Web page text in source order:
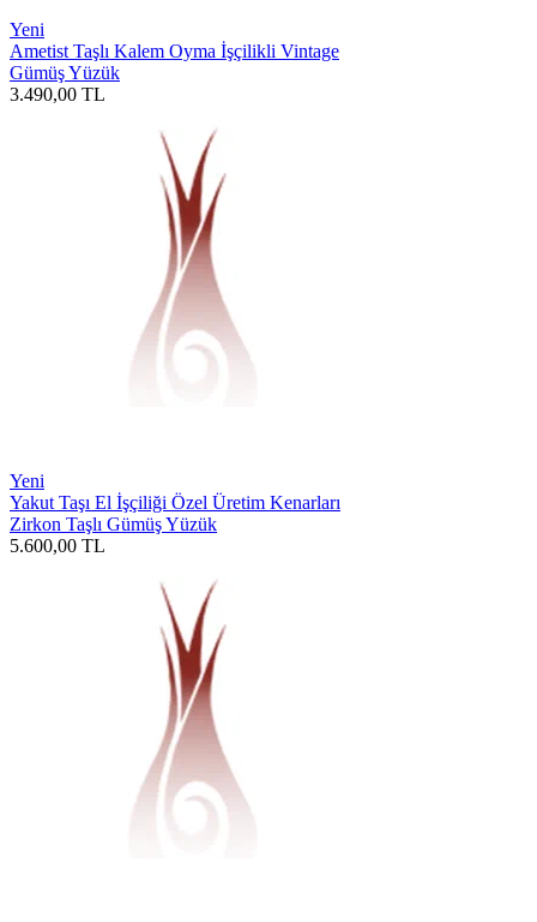
Yeni
Ametist Taşlı Kalem Oyma İşçilikli Vintage
Gümüş Yüzük
3.490,00 TL
Yeni
Yakut Taşı El İşçiliği Özel Üretim Kenarları
Zirkon Taşlı Gümüş Yüzük
5.600,00 TL